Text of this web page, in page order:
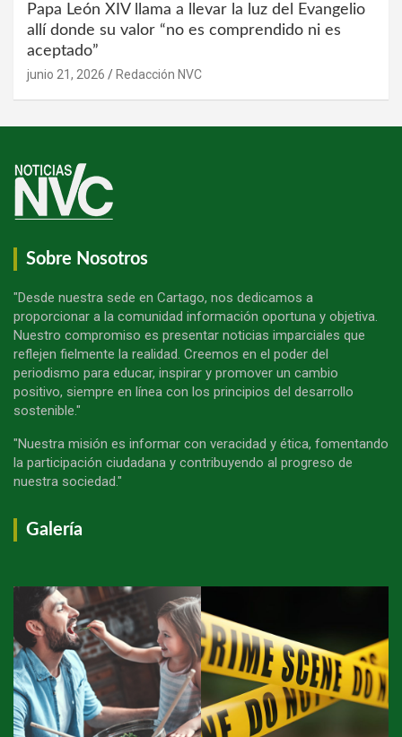
Papa León XIV llama a llevar la luz del Evangelio
allí donde su valor “no es comprendido ni es
aceptado”
junio 21, 2026 Redacción NVC
Sobre Nosotros
"Desde nuestra sede en Cartago, nos dedicamos a
proporcionar a la comunidad información oportuna y objetiva.
Nuestro compromiso es presentar noticias imparciales que
reflejen fielmente la realidad. Creemos en el poder del
periodismo para educar, inspirar y promover un cambio
positivo, siempre en línea con los principios del desarrollo
sostenible."
"Nuestra misión es informar con veracidad y ética, fomentando
la participación ciudadana y contribuyendo al progreso de
nuestra sociedad."
Galería